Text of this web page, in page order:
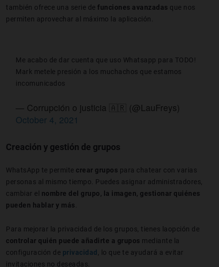
también ofrece una serie de funciones avanzadas que nos
permiten aprovechar al máximo la aplicación.
Me acabo de dar cuenta que uso Whatsapp para TODO!
Mark metele presión a los muchachos que estamos
incomunicados
— Corrupción o justicia 🇦🇷 (@LauFreys)
October 4, 2021
Creación y gestión de grupos
WhatsApp te permite crear grupos para chatear con varias
personas al mismo tiempo. Puedes asignar administradores,
cambiar el nombre del grupo, la imagen, gestionar quiénes
pueden hablar y más.
Para mejorar la privacidad de los grupos, tienes laopción de
controlar quién puede añadirte a grupos mediante la
configuración de privacidad , lo que te ayudará a evitar
invitaciones no deseadas.